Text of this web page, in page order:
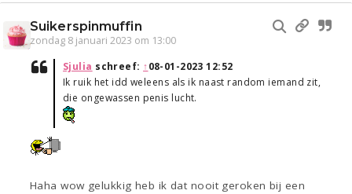
Suikerspinmuffin
zondag 8 januari 2023 om 13:00
Sjulia schreef: ↑08-01-2023 12:52
Ik ruik het idd weleens als ik naast random iemand zit,
die ongewassen penis lucht.
Haha wow gelukkig heb ik dat nooit geroken bij een